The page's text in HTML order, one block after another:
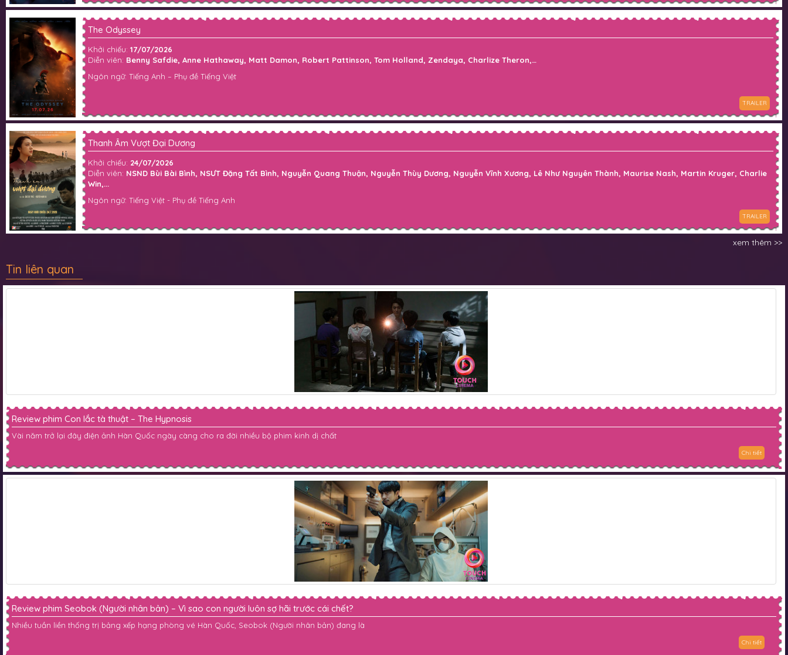
The Odyssey
Khởi chiếu: 17/07/2026
Diễn viên: Benny Safdie, Anne Hathaway, Matt Damon, Robert Pattinson, Tom Holland, Zendaya, Charlize Theron,…
Ngôn ngữ: Tiếng Anh – Phụ đề Tiếng Việt
TRAILER
Thanh Âm Vượt Đại Dương
Khởi chiếu: 24/07/2026
Diễn viên: NSND Bùi Bài Bình, NSƯT Đặng Tất Bình, Nguyễn Quang Thuận, Nguyễn Thùy Dương, Nguyễn Vĩnh Xương, Lê Như Nguyên Thành, Maurise Nash, Martin Kruger, Charlie
Win,...
Ngôn ngữ: Tiếng Việt - Phụ đề Tiếng Anh
TRAILER
xem thêm >>
Tin liên quan
Review phim Con lắc tà thuật – The Hypnosis
Vài năm trở lại đây điện ảnh Hàn Quốc ngày càng cho ra đời nhiều bộ phim kinh dị chất
Chi tiết
Review phim Seobok (Người nhân bản) – Vì sao con người luôn sợ hãi trước cái chết?
Nhiều tuần liền thống trị bảng xếp hạng phòng vé Hàn Quốc, Seobok (Người nhân bản) đang là
Chi tiết